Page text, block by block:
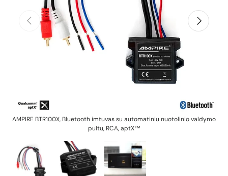
AMPIRE BTR100X, Bluetooth imtuvas su automatiniu nuotolinio valdymo
pultu, RCA, aptX™
Ankstesnis Kitas